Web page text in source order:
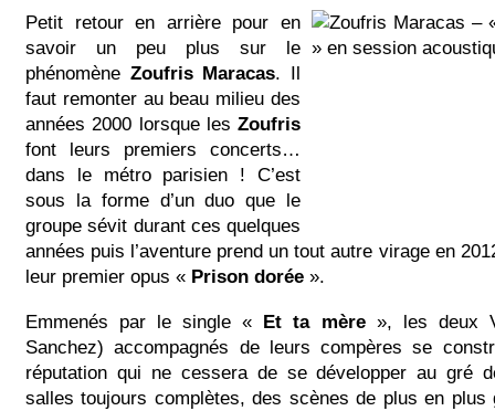
Petit retour en arrière pour en
savoir un peu plus sur le
phénomène Zoufris Maracas. Il
faut remonter au beau milieu des
années 2000 lorsque les Zoufris
font leurs premiers concerts…
dans le métro parisien ! C’est
sous la forme d’un duo que le
groupe sévit durant ces quelques
années puis l’aventure prend un tout autre virage en
leur premier opus « Prison dorée ».
Emmenés par le single « Et ta mère », les deux
Sanchez) accompagnés de leurs compères se
réputation qui ne cessera de se développer au gré
salles toujours complètes, des scènes de plus en plus